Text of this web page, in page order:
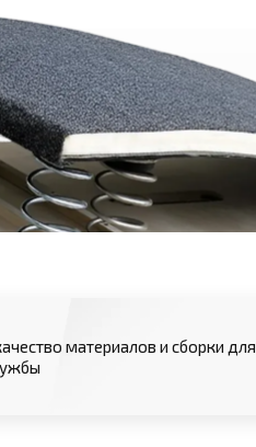
материалов и сборки для